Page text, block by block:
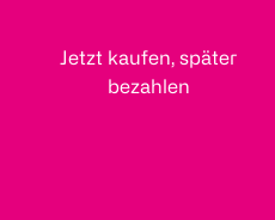
Jetzt kaufen, später
bezahlen